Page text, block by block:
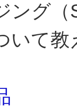
ング
いて